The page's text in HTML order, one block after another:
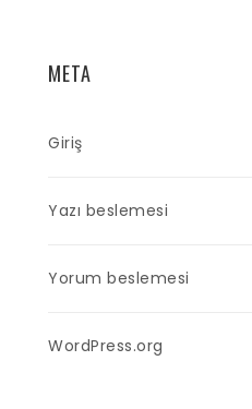
META
Giriş
Yazı beslemesi
Yorum beslemesi
WordPress.org